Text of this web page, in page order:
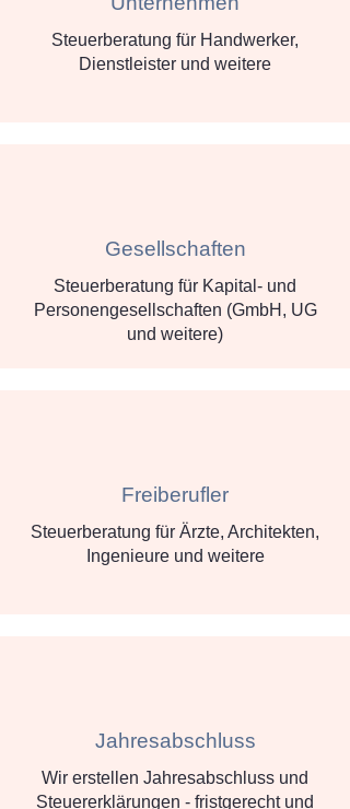
Steuerberatung für Handwerker,
Dienstleister und weitere
Gesellschaften
Steuerberatung für Kapital- und
Personengesellschaften (GmbH, UG
und weitere)
Freiberufler
Steuerberatung für Ärzte, Architekten,
Ingenieure und weitere
Jahresabschluss
Wir erstellen Jahresabschluss und
Steuererklärungen - fristgerecht und